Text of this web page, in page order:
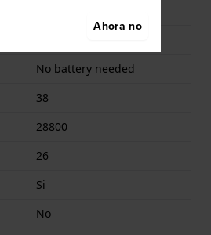
No battery needed
38
28800
26
Si
No
Ahora no